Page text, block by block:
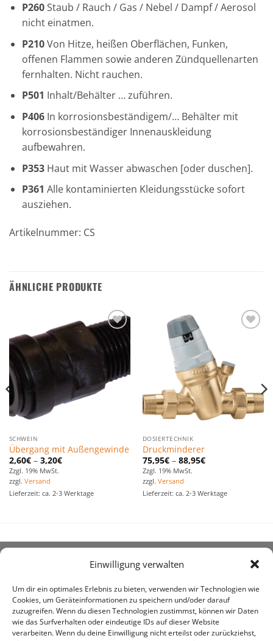
Einwilligung verwalten
Um dir ein optimales Erlebnis zu bieten, verwenden wir Technologien wie
Cookies, um Geräteinformationen zu speichern und/oder darauf
zuzugreifen. Wenn du diesen Technologien zustimmst, können wir Daten
wie das Surfverhalten oder eindeutige IDs auf dieser Website
verarbeiten. Wenn du deine Einwilligung nicht erteilst oder zurückziehst,
P260Staub / Rauch / Gas / Nebel / Dampf / Aerosol
nicht einatmen.
P210Von Hitze, heißen Oberflächen, Funken,
offenen Flammen sowie anderen Zündquellenarten
fernhalten. Nicht rauchen.
P501 Inhalt/Behälter … zuführen.
P406In korrosionsbeständigem/… Behälter mit
korrosionsbeständiger Innenauskleidung
aufbewahren.
P353Haut mit Wasser abwaschen [oder duschen].
P361 Alle kontaminierten Kleidungsstücke sofort
ausziehen.
Artikelnummer: CS
ÄHNLICHE PRODUKTE
Zu den
Favoriten
hinzufügen
SCHWEIN
Übergang mit Außengewinde
2,60€– 3,20€
Zzgl. 19% MwSt.
zzgl. Versand
Lieferzeit: ca. 2-3 Werktage
DOSIERTECHNIK
Druckminderer
75,95€– 88,95€
Zzgl. 19% MwSt.
zzgl. Versand
Lieferzeit: ca. 2-3 Werktage